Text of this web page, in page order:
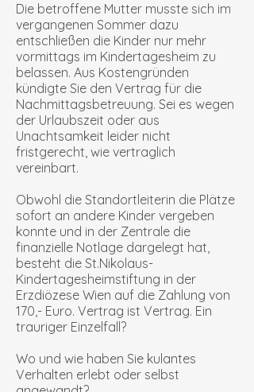
Die betroffene Mutter musste sich im
vergangenen Sommer dazu
entschließen die Kinder nur mehr
vormittags im Kindertagesheim zu
belassen. Aus Kostengründen
kündigte Sie den Vertrag für die
Nachmittagsbetreuung. Sei es wegen
der Urlaubszeit oder aus
Unachtsamkeit leider nicht
fristgerecht, wie vertraglich
vereinbart.
Obwohl die Standortleiterin die Plätze
sofort an andere Kinder vergeben
konnte und in der Zentrale die
finanzielle Notlage dargelegt hat,
besteht die St.Nikolaus-
Kindertagesheimstiftung in der
Erzdiözese Wien auf die Zahlung von
170,- Euro. Vertrag ist Vertrag. Ein
trauriger Einzelfall?
Wo und wie haben Sie kulantes
Verhalten erlebt oder selbst